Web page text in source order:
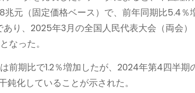
兆元（固定価格ベース）で、前年同期比5.4％
り、2025年3月の全国人民代表大会（両会）
なった。
前期比で1.2％増加したが、2024年第4四半期
化していることが示された。